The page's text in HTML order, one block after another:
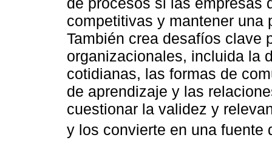
competitivas y mantener una
También crea desafíos clave
organizacionales, incluida la
cotidianas, las formas de
de aprendizaje y las
cuestionar la validez y
y los convierte en una fuente